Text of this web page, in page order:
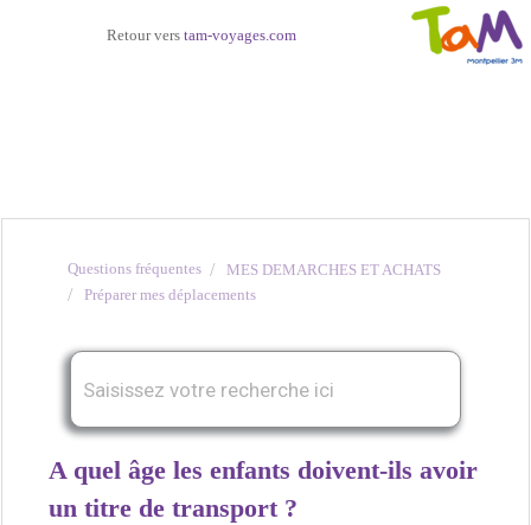
Retour vers tam-voyages.com
Questions fréquentes
MES DEMARCHES ET ACHATS
Préparer mes déplacements
A quel âge les enfants doivent-ils avoir
un titre de transport ?